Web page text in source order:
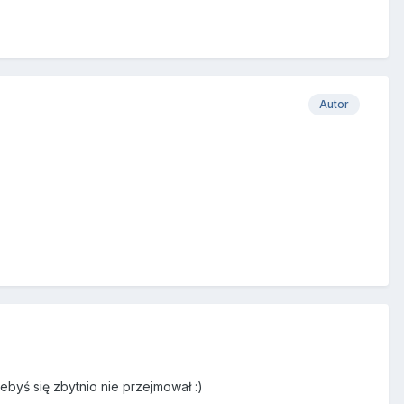
Autor
się zbytnio nie przejmował :)